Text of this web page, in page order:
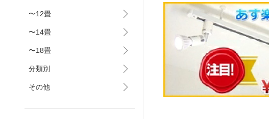
〜12畳
〜14畳
〜18畳
分類別
その他